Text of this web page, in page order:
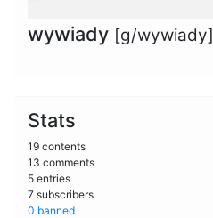
wywiady [g/wywiady]
Stats
19 contents
13 comments
5 entries
7 subscribers
0 banned